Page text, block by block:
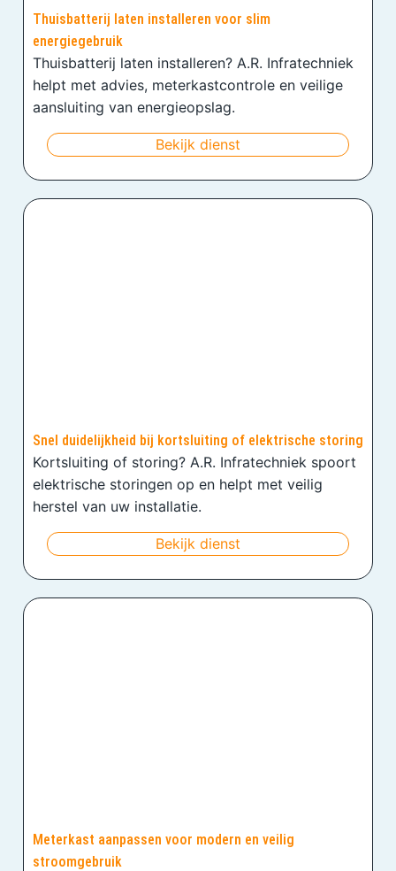
Thuisbatterij laten installeren voor slim
energiegebruik
Thuisbatterij laten installeren? A.R. Infratechniek
helpt met advies, meterkastcontrole en veilige
aansluiting van energieopslag.
Bekijk dienst
Snel duidelijkheid bij kortsluiting of elektrische storing
Kortsluiting of storing? A.R. Infratechniek spoort
elektrische storingen op en helpt met veilig
herstel van uw installatie.
Bekijk dienst
Meterkast aanpassen voor modern en veilig
stroomgebruik